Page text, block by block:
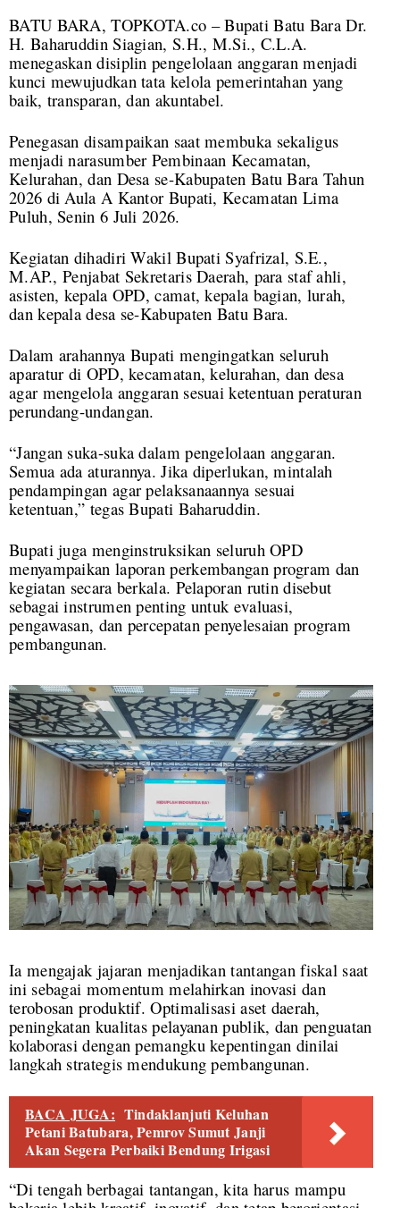
BATU BARA, TOPKOTA.co – Bupati Batu Bara Dr.
H. Baharuddin Siagian, S.H., M.Si., C.L.A.
menegaskan disiplin pengelolaan anggaran menjadi
kunci mewujudkan tata kelola pemerintahan yang
baik, transparan, dan akuntabel.
Penegasan disampaikan saat membuka sekaligus
menjadi narasumber Pembinaan Kecamatan,
Kelurahan, dan Desa se-Kabupaten Batu Bara Tahun
2026 di Aula A Kantor Bupati, Kecamatan Lima
Puluh, Senin 6 Juli 2026.
Kegiatan dihadiri Wakil Bupati Syafrizal, S.E.,
M.AP., Penjabat Sekretaris Daerah, para staf ahli,
asisten, kepala OPD, camat, kepala bagian, lurah,
dan kepala desa se-Kabupaten Batu Bara.
Dalam arahannya Bupati mengingatkan seluruh
aparatur di OPD, kecamatan, kelurahan, dan desa
agar mengelola anggaran sesuai ketentuan peraturan
perundang-undangan.
“Jangan suka-suka dalam pengelolaan anggaran.
Semua ada aturannya. Jika diperlukan, mintalah
pendampingan agar pelaksanaannya sesuai
ketentuan,” tegas Bupati Baharuddin.
Bupati juga menginstruksikan seluruh OPD
menyampaikan laporan perkembangan program dan
kegiatan secara berkala. Pelaporan rutin disebut
sebagai instrumen penting untuk evaluasi,
pengawasan, dan percepatan penyelesaian program
pembangunan.
Ia mengajak jajaran menjadikan tantangan fiskal saat
ini sebagai momentum melahirkan inovasi dan
terobosan produktif. Optimalisasi aset daerah,
peningkatan kualitas pelayanan publik, dan penguatan
kolaborasi dengan pemangku kepentingan dinilai
langkah strategis mendukung pembangunan.
BACA JUGA: Tindaklanjuti Keluhan
Petani Batubara, Pemrov Sumut Janji
Akan Segera Perbaiki Bendung Irigasi
“Di tengah berbagai tantangan, kita harus mampu